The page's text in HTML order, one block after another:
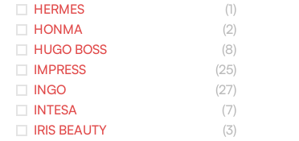
HERMES
(1)
HONMA
(2)
HUGO BOSS
(8)
IMPRESS
(25)
INGO
(27)
INTESA
(7)
IRIS BEAUTY
(3)